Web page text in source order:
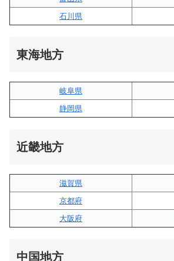
石川県
東海地方
岐阜県
静岡県
近畿地方
滋賀県
京都府
大阪府
中国地方